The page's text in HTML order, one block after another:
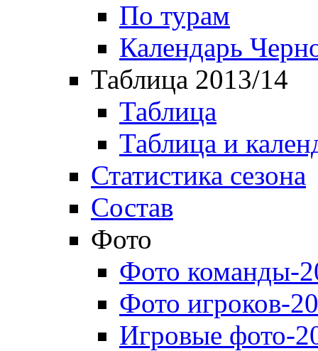
По турам
Календарь
Таблица 2013/14
Таблица
Таблица и
Статистика сезона
Состав
Фото
Фото команды-
Фото игроков-
Игровые фото-